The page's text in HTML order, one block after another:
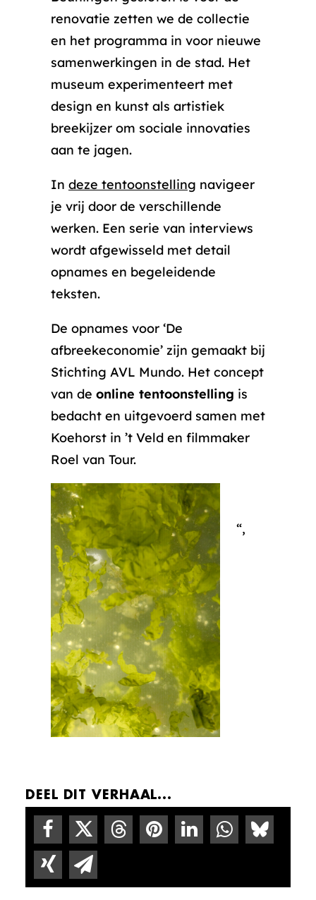
renovatie zetten we de collectie
en het programma in voor nieuwe
samenwerkingen in de stad. Het
museum experimenteert met
design en kunst als artistiek
breekijzer om sociale innovaties
aan te jagen.
In deze tentoonstelling navigeer
je vrij door de verschillende
werken. Een serie van interviews
wordt afgewisseld met detail
opnames en begeleidende
teksten.
De opnames voor ‘De
afbreekeconomie’ zijn gemaakt bij
Stichting AVL Mundo. Het concept
van de online tentoonstelling is
bedacht en uitgevoerd samen met
Koehorst in ’t Veld en filmmaker
Roel van Tour.
“,
DEEL DIT VERHAAL...